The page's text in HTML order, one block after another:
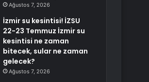
Ağustos 7, 2026
İzmir su kesintisi! İZSU
22-23 Temmuz İzmir su
kesintisi ne zaman
bitecek, sular ne zaman
gelecek?
Ağustos 7, 2026